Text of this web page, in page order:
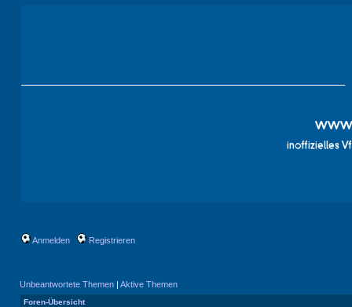
Anmelden Registrieren
Unbeantwortete Themen | Aktive Themen
Foren-Übersicht